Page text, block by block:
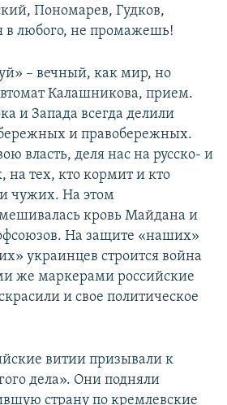
Пономарев, Гудков,
в любого, не промажешь!
– вечный, как мир, но
Калашникова, прием.
и Запада всегда делили
и правобережных.
власть, деля нас на русско- и
на тех, кто кормит и кто
и чужих. На этом
кровь Майдана и
На защите «наших»
украинцев строится война
же маркерами российские
и свое политическое
витии призывали к
дела». Они подняли
страну по кремлевские